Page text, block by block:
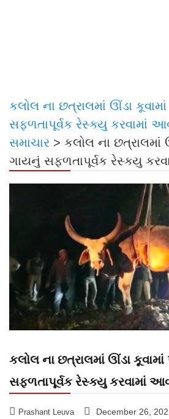
કલોલ ના છત્રાલમાં ઊંડા
સફળતાપૂર્વક રેસ્ક્યુ કરવામાં
સમાચાર > કલોલ ના છત્રાલમાં
ગાયનું સફળતાપૂર્વક રેસ્ક્યુ
કલોલ ના છત્રાલમાં ઊંડા
સફળતાપૂર્વક રેસ્ક્યુ કરવામાં
Prashant Leuva December 26,